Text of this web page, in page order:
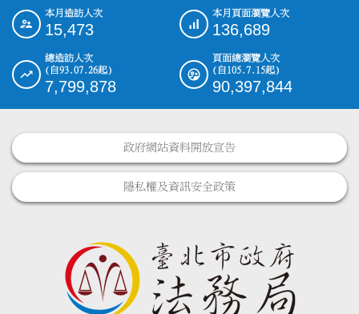
::: 本月造訪人次
15,473
本月頁面瀏覽人次
136,689
總造訪人次
(自93.07.26起)
7,799,878
頁面總瀏覽人次
(自105.7.15起)
90,397,844
政府網站資料開放宣告
隱私權及資訊安全政策